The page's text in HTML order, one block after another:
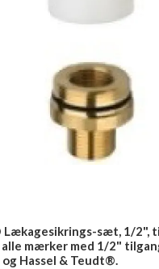
sæt, 1/2",
alle mærker med 1/2"
og Hassel & Teudt®.